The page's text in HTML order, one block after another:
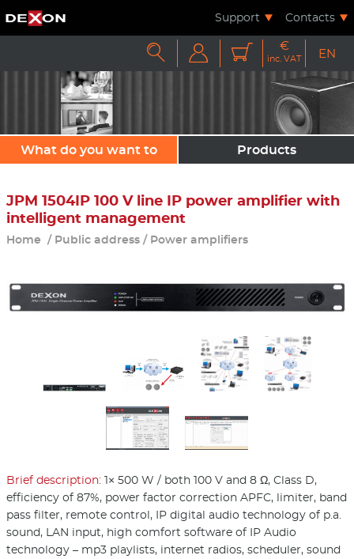
Support Contacts
   €
inc. VAT EN
What do you want to
Products
JPM 1504IP 100 V line IP power amplifier with
intelligent management
Home / Public address / Power amplifiers
Brief description: 1× 500 W / both 100 V and 8 Ω, Class D,
efficiency of 87%, power factor correction APFC, limiter, band
pass filter, remote control, IP digital audio technology of p.a.
sound, LAN input, high comfort software of IP Audio
technology – mp3 playlists, internet radios, scheduler, sound